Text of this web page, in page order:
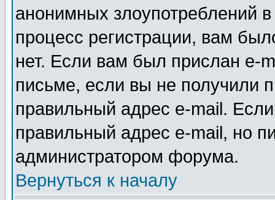
анонимных злоупотреблений
процесс регистрации, вам
нет. Если вам был прислан e-
письме, если вы не получили
правильный адрес e-mail.
правильный адрес e-mail, но
администратором форума.
Вернуться к началу